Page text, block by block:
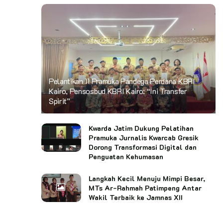
Pelantikan 11 Pramuka Pandega Perdana KBRI
Kairo, Pensosbud KBRI Kairo: “Ini Transfer
Spirit”
Kwarda Jatim Dukung Pelatihan
Pramuka Jurnalis Kwarcab Gresik
Dorong Transformasi Digital dan
Penguatan Kehumasan
Langkah Kecil Menuju Mimpi Besar,
MTs Ar-Rahmah Patimpeng Antar
Wakil Terbaik ke Jamnas XII